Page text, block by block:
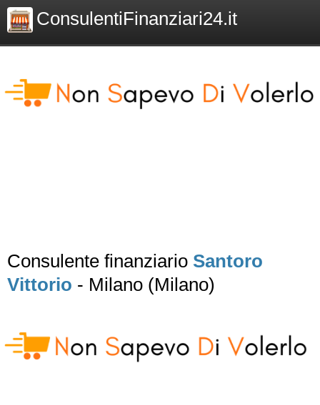
ConsulentiFinanziari24.it
Consulente finanziario Santoro
Vittorio - Milano (Milano)